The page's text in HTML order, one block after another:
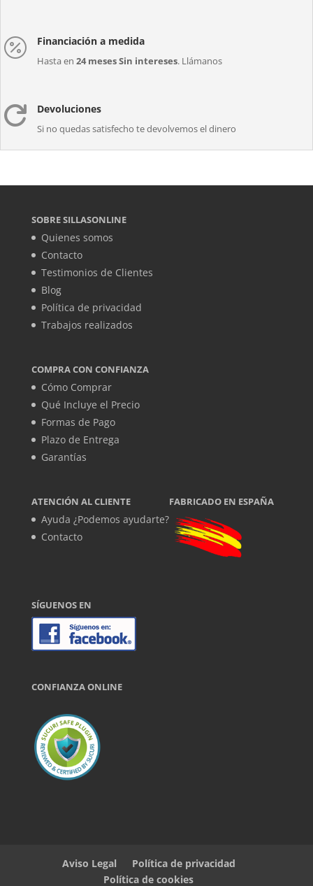
 Financiación a medida
Hasta en 24 meses Sin intereses. Llámanos
 Devoluciones
Si no quedas satisfecho te devolvemos el dinero
SOBRE SILLASONLINE
Quienes somos
Contacto
Testimonios de Clientes
Blog
Política de privacidad
Trabajos realizados
COMPRA CON CONFIANZA
Cómo Comprar
Qué Incluye el Precio
Formas de Pago
Plazo de Entrega
Garantías
ATENCIÓN AL CLIENTE
Ayuda ¿Podemos ayudarte?
Contacto
FABRICADO EN ESPAÑA
SÍGUENOS EN
CONFIANZA ONLINE
Aviso Legal
Política de privacidad
Política de cookies